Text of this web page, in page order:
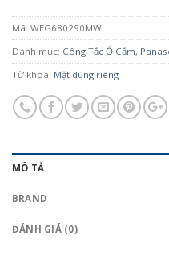
Mã: WEG680290MW
Danh mục: Công Tắc Ổ Cắm,
Từ khóa: Mặt dùng riêng
MÔ TẢ
BRAND
ĐÁNH GIÁ (0)